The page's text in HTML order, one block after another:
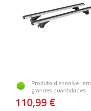
Produto disponível em
grandes quantidades
110,99 €